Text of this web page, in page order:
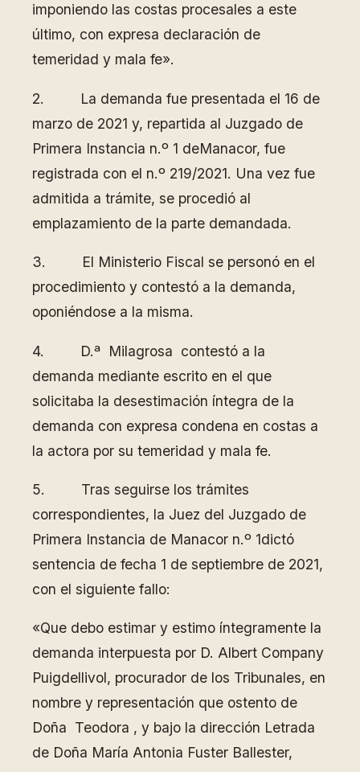
imponiendo las costas procesales a este
último, con expresa declaración de
temeridad y mala fe».
2. La demanda fue presentada el 16 de
marzo de 2021 y, repartida al Juzgado de
Primera Instancia n.º 1 deManacor, fue
registrada con el n.º 219/2021. Una vez fue
admitida a trámite, se procedió al
emplazamiento de la parte demandada.
3. El Ministerio Fiscal se personó en el
procedimiento y contestó a la demanda,
oponiéndose a la misma.
4. D.ª Milagrosa contestó a la
demanda mediante escrito en el que
solicitaba la desestimación íntegra de la
demanda con expresa condena en costas a
la actora por su temeridad y mala fe.
5. Tras seguirse los trámites
correspondientes, la Juez del Juzgado de
Primera Instancia de Manacor n.º 1dictó
sentencia de fecha 1 de septiembre de 2021,
con el siguiente fallo:
«Que debo estimar y estimo íntegramente la
demanda interpuesta por D. Albert Company
Puigdellivol, procurador de los Tribunales, en
nombre y representación que ostento de
Doña Teodora , y bajo la dirección Letrada
de Doña María Antonia Fuster Ballester,